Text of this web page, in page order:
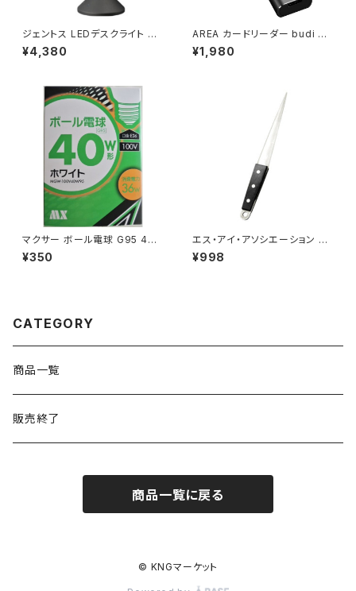
ジェントス LEDデスクライト ブ
ラック MA-DK814 BK JA
N：4950654032390
¥4,380
AREA カードリーダー budi ブ
ラック ［スマホ対応］ MTY516B
/ JAN : 4571511670083
¥1,980
マクサー ボール電球 G95 40
W形 ホワイト MGW-100V40
W95 / JAN : 494077101193
¥350
エス・アイ・アソシエーション ダ
イヤモンドシャープナー
¥998
CATEGORY
商品一覧
販売終了
商品一覧に戻る
© KNGマーケット